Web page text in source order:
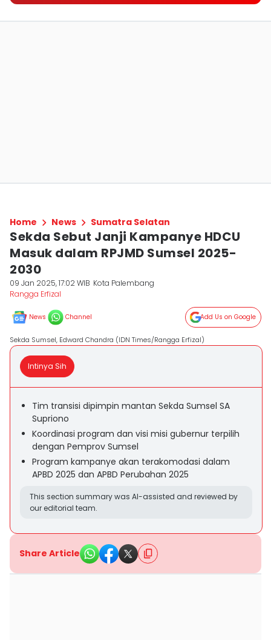
Home News Sumatra Selatan
Sekda Sebut Janji Kampanye HDCU
Masuk dalam RPJMD Sumsel 2025-
2030
09 Jan 2025, 17:02 WIB Kota Palembang
Rangga Erfizal
News Channel Add Us on Google
Sekda Sumsel, Edward Chandra (IDN Times/Rangga Erfizal)
Intinya Sih
Tim transisi dipimpin mantan Sekda Sumsel SA
Supriono
Koordinasi program dan visi misi gubernur terpilih
dengan Pemprov Sumsel
Program kampanye akan terakomodasi dalam
APBD 2025 dan APBD Perubahan 2025
This section summary was AI-assisted and reviewed by
our editorial team.
Share Article